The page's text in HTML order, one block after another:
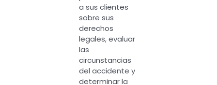
a sus clientes
sobre sus
derechos
legales, evaluar
las
circunstancias
del accidente y
determinar la